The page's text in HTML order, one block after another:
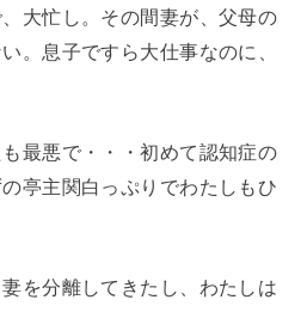
大忙し。その間妻が、父母の
。息子ですら大仕事なのに、
最悪で・・・初めて認知症の
亭主関白っぷりでわたしもひ
を分離してきたし、わたしは